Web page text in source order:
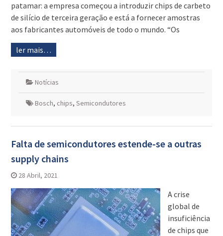
patamar: a empresa começou a introduzir chips de carbeto
de silício de terceira geração e está a fornecer amostras
aos fabricantes automóveis de todo o mundo. “Os
ler mais…
Notícias
Bosch, chips, Semicondutores
Falta de semicondutores estende-se a outras
supply chains
28 Abril, 2021
A crise
global de
insuficiência
de chips que